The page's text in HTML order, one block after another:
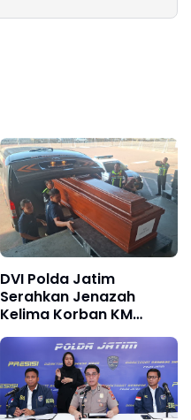
DVI Polda Jatim
Serahkan Jenazah
Kelima Korban KM